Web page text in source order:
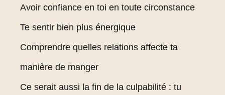
Avoir confiance en toi en toute circonstance
Te sentir bien plus énergique
Comprendre quelles relations affecte ta
manière de manger
Ce serait aussi la fin de la culpabilité : tu